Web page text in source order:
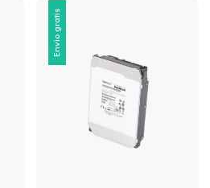
Envío gratis